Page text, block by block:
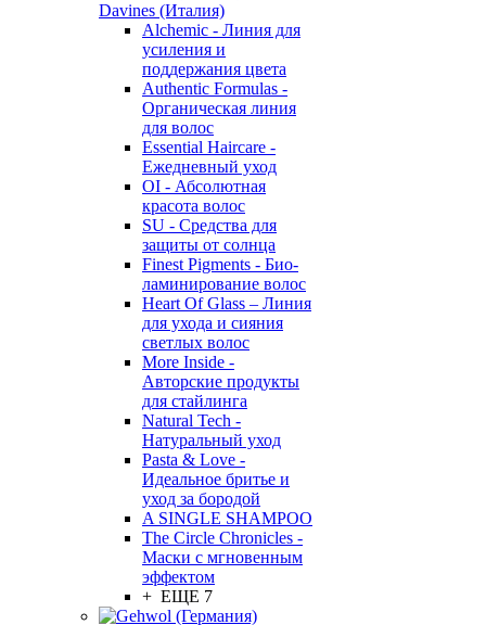
Davines (Италия)
Alchemic - Линия для
усиления и
поддержания цвета
Authentic Formulas -
Органическая линия
для волос
Essential Haircare -
Eжедневный уход
OI - Абсолютная
красота волос
SU - Средства для
защиты от солнца
Finest Pigments - Био-
ламинирование волос
Heart Of Glass – Линия
для ухода и сияния
светлых волос
More Inside -
Авторские продукты
для стайлинга
Natural Tech -
Натуральный уход
Pasta & Love -
Идеальное бритье и
уход за бородой
A SINGLE SHAMPOO
The Circle Chronicles -
Маски с мгновенным
эффектом
+ ЕЩЕ 7